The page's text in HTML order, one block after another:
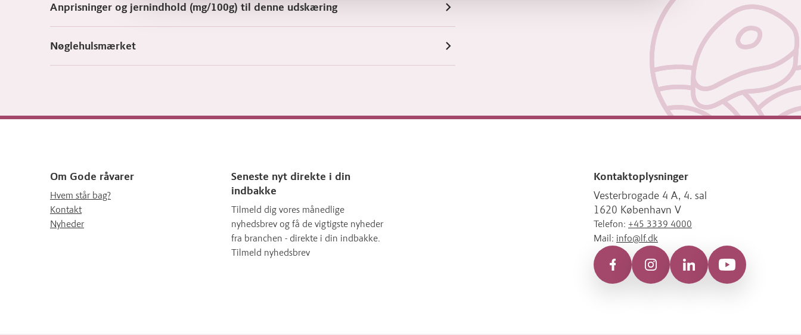
Anprisninger og jernindhold (mg/100g) til denne udskæring
Nøglehulsmærket
Om Gode råvarer
Hvem står bag?
Kontakt
Nyheder
Seneste nyt direkte i din
indbakke
Tilmeld dig vores månedlige
nyhedsbrev og få de vigtigste nyheder
fra branchen - direkte i din indbakke.
Tilmeld nyhedsbrev
Kontaktoplysninger
Vesterbrogade 4 A, 4. sal
1620 København V
Telefon: +45 3339 4000
Mail: info@lf.dk
FacebookInstagramLinkedIn YouTube